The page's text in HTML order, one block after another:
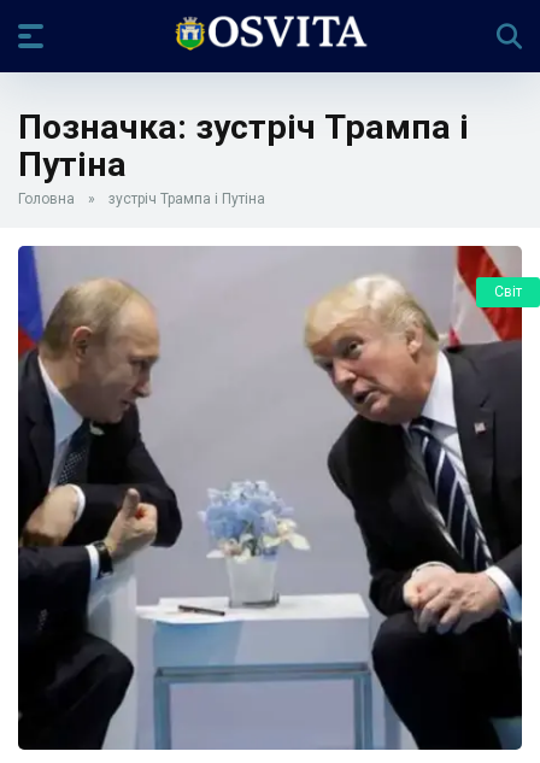
Позначка: зустріч Трампа і
Путіна
Головна » зустріч Трампа і Путіна
Світ